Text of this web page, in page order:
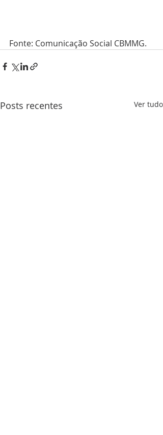
Fonte: Comunicação Social CBMMG.
Posts recentes Ver tudo